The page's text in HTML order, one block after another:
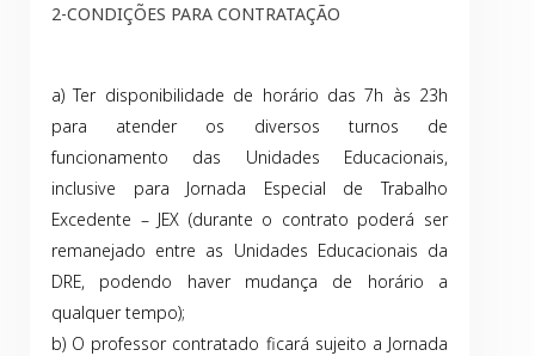
2-CONDIÇÕES PARA CONTRATAÇÃO
a) Ter disponibilidade de horário das 7h às 23h
para atender os diversos turnos de
funcionamento das Unidades Educacionais,
inclusive para Jornada Especial de Trabalho
Excedente – JEX (durante o contrato poderá ser
remanejado entre as Unidades Educacionais da
DRE, podendo haver mudança de horário a
qualquer tempo);
b) O professor contratado ficará sujeito a Jornada